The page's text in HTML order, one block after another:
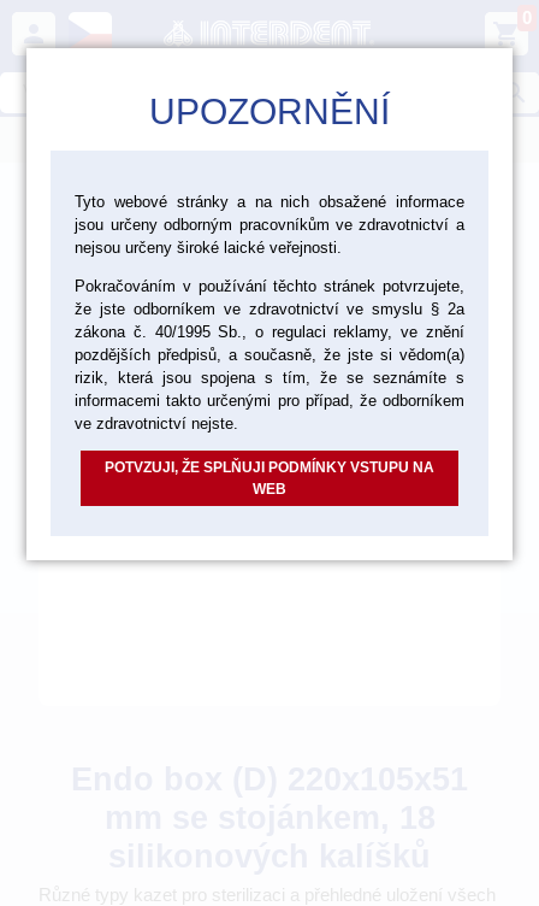
person shopping_cart
0
> Ordinace > Endodoncie >
Nástroje a pomůcky pro endodoncii
Různé typy kazet pro sterilizaci a přehledné uložení všech
UPOZORNĚNÍ
Tyto webové stránky a na nich obsažené informace
jsou určeny odborným pracovníkům ve zdravotnictví a
nejsou určeny široké laické veřejnosti.
Pokračováním v používání těchto stránek potvrzujete,
že jste odborníkem ve zdravotnictví ve smyslu § 2a
zákona č. 40/1995 Sb., o regulaci reklamy, ve znění
pozdějších předpisů, a současně, že jste si vědom(a)
rizik, která jsou spojena s tím, že se seznámíte s
informacemi takto určenými pro případ, že odborníkem
ve zdravotnictví nejste.
POTVZUJI, ŽE SPLŇUJI PODMÍNKY VSTUPU NA
WEB